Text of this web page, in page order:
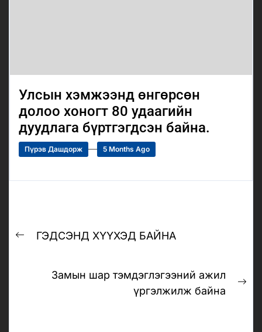
Улсын хэмжээнд өнгөрсөн
долоо хоногт 80 удаагийн
дуудлага бүртгэгдсэн байна.
Пүрэв Дашдорж 5 Months Ago
navigation
Previous
ГЭДСЭНД ХҮҮХЭД БАЙНА
Замын шар тэмдэглэгээний ажил
үргэлжилж байна